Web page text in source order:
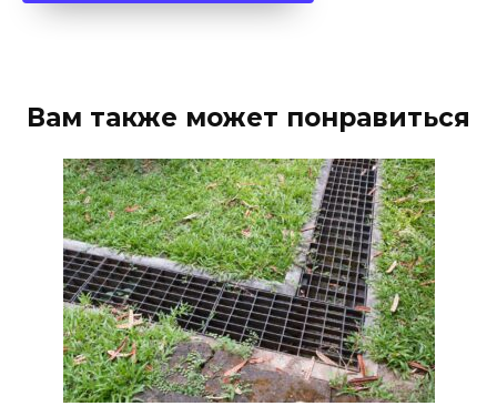
Вам также может понравиться